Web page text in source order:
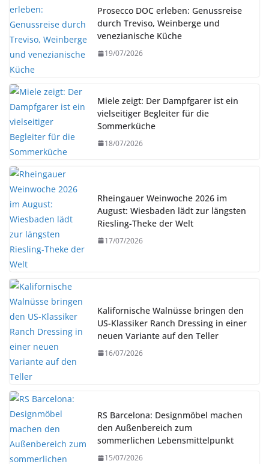
Prosecco DOC erleben: Genussreise
durch Treviso, Weinberge und
venezianische Küche
19/07/2026
Miele zeigt: Der Dampfgarer ist ein
vielseitiger Begleiter für die
Sommerküche
18/07/2026
Rheingauer Weinwoche 2026 im
August: Wiesbaden lädt zur längsten
Riesling-Theke der Welt
17/07/2026
Kalifornische Walnüsse bringen den
US-Klassiker Ranch Dressing in einer
neuen Variante auf den Teller
16/07/2026
RS Barcelona: Designmöbel machen
den Außenbereich zum
sommerlichen Lebensmittelpunkt
15/07/2026